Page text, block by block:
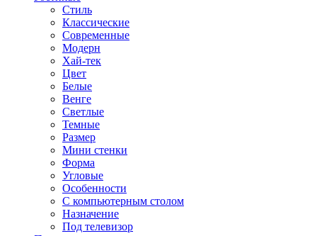
Стиль
Классические
Современные
Модерн
Хай-тек
Цвет
Белые
Венге
Светлые
Темные
Размер
Мини стенки
Форма
Угловые
Особенности
С компьютерным столом
Назначение
Под телевизор